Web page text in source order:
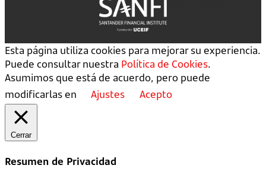
Esta página utiliza cookies para mejorar su experiencia.
Puede consultar nuestra Política de Cookies.
Asumimos que está de acuerdo, pero puede
modificarlas en
Ajustes Acepto
Cerrar
Resumen de Privacidad